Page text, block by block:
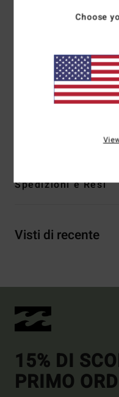
Acrylic
Relaxed fit
Closure:Pullover
Branding:Metal plate
Other Features:Cable
Spedizioni e Resi
Visti di recente
15% DI
PRIMO
Choose